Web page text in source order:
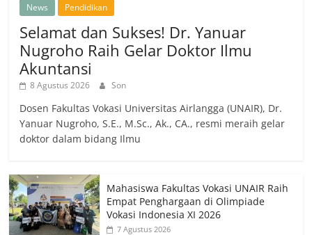
News Pendidikan
Selamat dan Sukses! Dr. Yanuar
Nugroho Raih Gelar Doktor Ilmu
Akuntansi
8 Agustus 2026 Son
Dosen Fakultas Vokasi Universitas Airlangga (UNAIR), Dr.
Yanuar Nugroho, S.E., M.Sc., Ak., CA., resmi meraih gelar
doktor dalam bidang Ilmu
Mahasiswa Fakultas Vokasi UNAIR Raih
Empat Penghargaan di Olimpiade
Vokasi Indonesia XI 2026
7 Agustus 2026